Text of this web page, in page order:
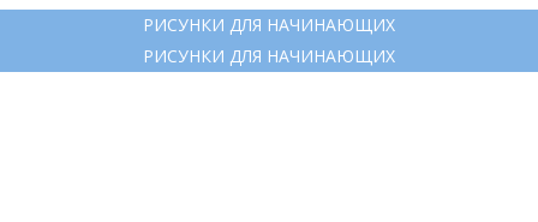
РИСУНКИ ДЛЯ НАЧИНАЮЩИХ
РИСУНКИ ДЛЯ НАЧИНАЮЩИХ